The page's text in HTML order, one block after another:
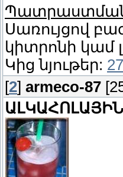
Սառույցով
կիտրոնի կամ
Կից նյութեր:
[2] armeco-87